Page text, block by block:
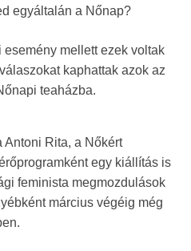
egyáltalán a Nőnap?
esemény mellett ezek voltak
kaphattak azok az
teaházba.
Rita, a Nőkért
egy kiállítás is
feminista megmozdulások
március végéig még